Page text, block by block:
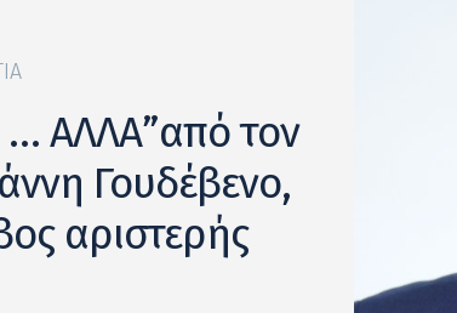
ΑΛΛΑ”από τον
Γουδέβενο,
αριστερής